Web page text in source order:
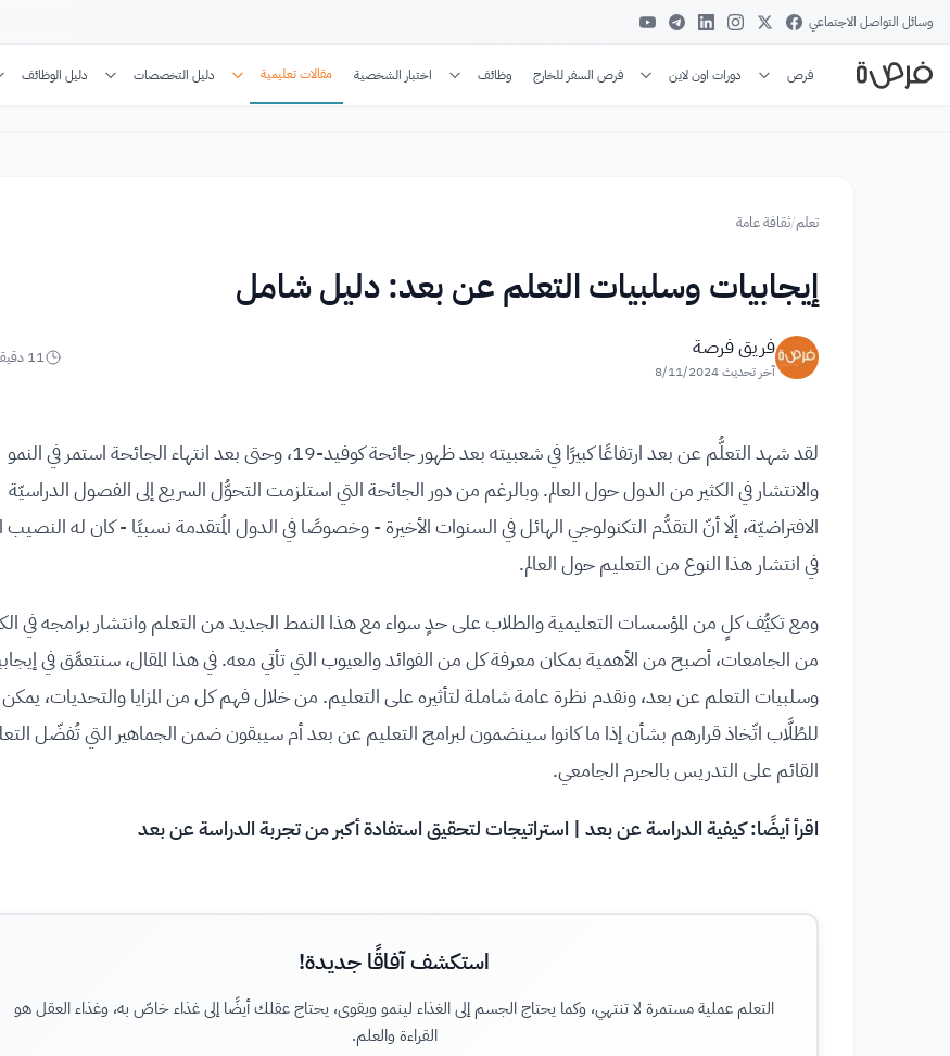
وسائل التواصل الاجتماعي
فرص دورات اون لاين فرص السفر للخارج وظائف اختبار الشخصية مقالات تعليمية دليل التخصصات دليل الوظائف
تعلم/ثقافة عامة
إيجابيات وسلبيات التعلم عن بعد: دليل شامل
فريق فرصة
آخر تحديث8/11/2024
11
لقد شهد التعلُّم عن بعد ارتفاعًا كبيرًا في شعبيته بعد ظهور جائحة كوفيد-19، وحتى بعد انتهاء الجائحة استمر في النمو
والانتشار في الكثير من الدول حول العالم. وبالرغم من دور الجائحة التي استلزمت التحوُّل السريع إلى الفصول الدراسيّة
الافتراضيّة، إلّا أنّ التقدُّم التكنولوجي الهائل في السنوات الأخيرة - وخصوصًا في الدول المُتقدمة نسبيًا - كان له النصيب
في انتشار هذا النوع من التعليم حول العالم.
ومع تكيُّف كلٍ من المؤسسات التعليمية والطلاب على حدٍ سواء مع هذا النمط الجديد من التعلم وانتشار برامجه في
من الجامعات، أصبح من الأهمية بمكان معرفة كل من الفوائد والعيوب التي تأتي معه. في هذا المقال، سنتعمَّق في
وسلبيات التعلم عن بعد، ونقدم نظرة عامة شاملة لتأثيره على التعليم. من خلال فهم كل من المزايا والتحديات، يمكن
للطُلَّاب اتّخاذ قرارهم بشأن إذا ما كانوا سينضمون لبرامج التعليم عن بعد أم سيبقون ضمن الجماهير التي تُفضّل
القائم على التدريس بالحرم الجامعي.
اقرأ أيضًا:كيفية الدراسة عن بعد | استراتيجات لتحقيق استفادة أكبر من تجربة الدراسة عن بعد
استكشف آفاقًا جديدة!
التعلم عملية مستمرة لا تنتهي، وكما يحتاج الجسم إلى الغذاء لينمو ويقوى، يحتاج عقلك أيضًا إلى غذاء خاصّ به، وغذاء العقل هو
القراءة والعلم.